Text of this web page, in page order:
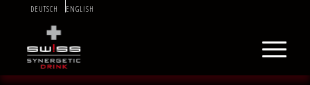
DEUTSCH ENGLISH